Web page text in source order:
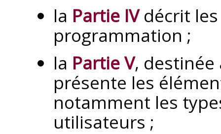
la Partie IVdécrit
programmation ;
la Partie V,
présente les
notamment les
utilisateurs ;